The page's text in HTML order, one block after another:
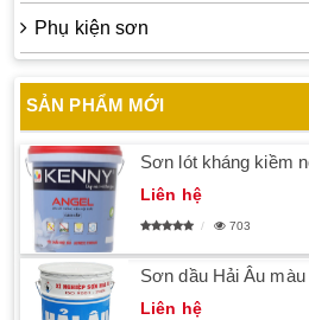
Phụ kiện sơn
SẢN PHẨM MỚI
Sơn lót kháng kiềm
Liên hệ
703
Sơn dầu Hải Âu
Liên hệ